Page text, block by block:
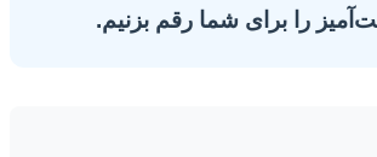
را برای شما رقم بزنیم.